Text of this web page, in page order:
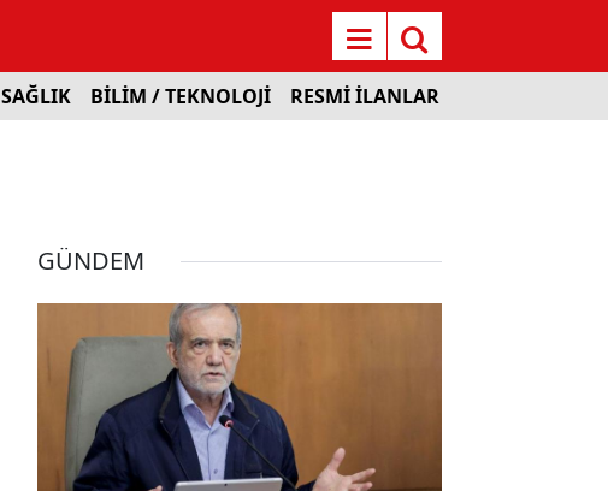
SAĞLIK BİLİM / TEKNOLOJİ RESMİ İLANLAR
GÜNDEM